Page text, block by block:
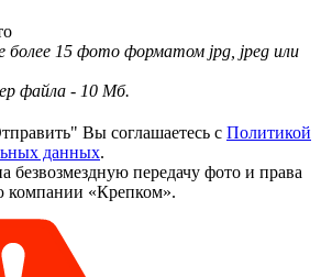
более 15 фото форматом jpg, jpeg или
файла - 10 Мб.
Вы соглашаетесь с Политикой
данных.
безвозмездную передачу фото и права
компании «Крепком».